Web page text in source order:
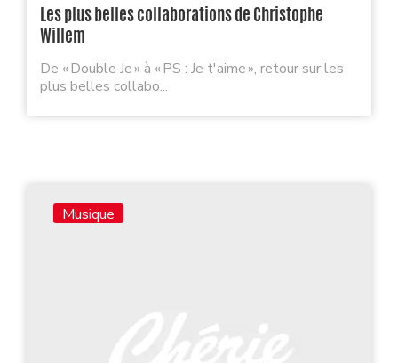
Les plus belles collaborations de Christophe
Willem
De « Double Je » à « PS : Je t'aime », retour sur les
plus belles collabo...
Musique